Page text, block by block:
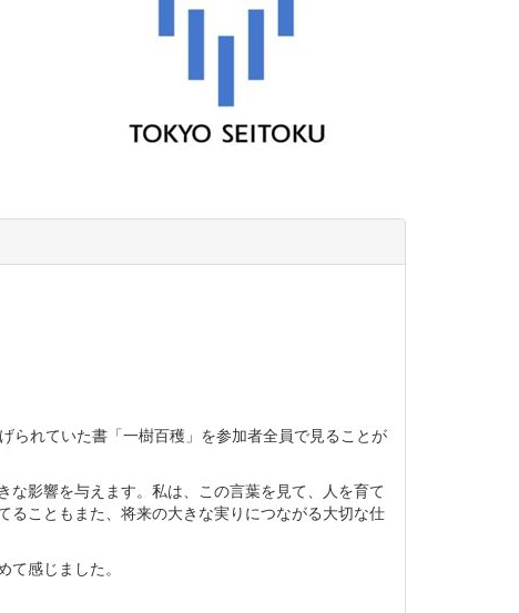
られていた書「一樹百穫」を参加者全員で見ることが
影響を与えます。私は、この言葉を見て、人を育て
ることもまた、将来の大きな実りにつながる大切な仕
感じました。